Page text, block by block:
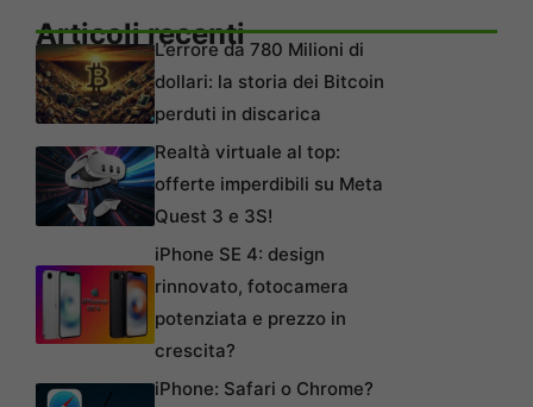
Articoli recentiL’errore da 780 Milioni di
dollari: la storia dei Bitcoin
perduti in discarica
Realtà virtuale al top:
offerte imperdibili su Meta
Quest 3 e 3S!
iPhone SE 4: design
rinnovato, fotocamera
potenziata e prezzo in
crescita?
iPhone: Safari o Chrome?